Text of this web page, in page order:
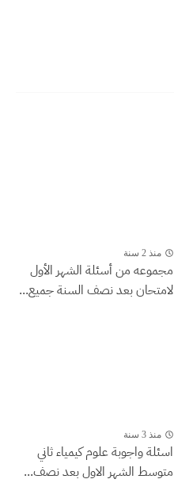
منذ 2 سنة
مجموعه من أسئلة الشهر الأول
لامتحان بعد نصف السنة جميع...
منذ 3 سنة
اسئلة واجوبة علوم كيمياء ثاني
متوسط الشهر الاول بعد نصف...